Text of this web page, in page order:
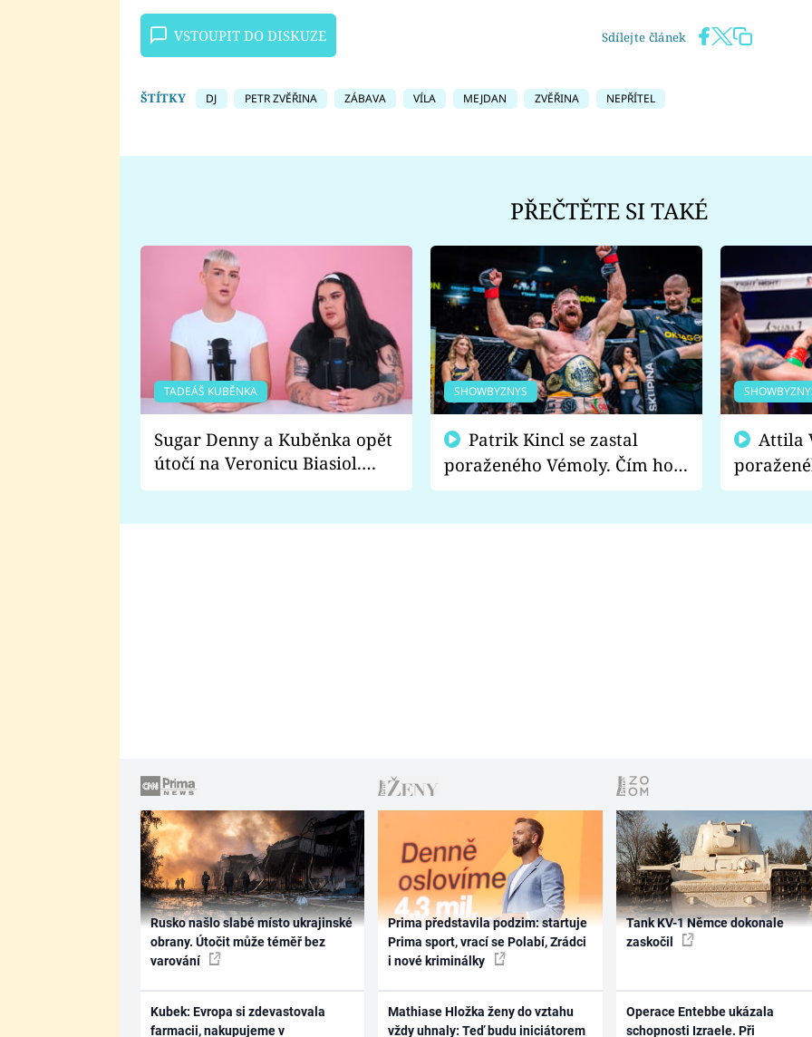
VSTOUPIT DO DISKUZE Sdílejte článek
ŠTÍTKY DJ PETR ZVĚŘINA ZÁBAVA VÍLA MEJDAN ZVĚŘINA NEPŘÍTEL
PŘEČTĚTE SI TAKÉ
TADEÁŠ KUBĚNKA
Sugar Denny a Kuběnka opět
útočí na Veronicu Biasiol.
Proč je podle nich falešná a
SHOWBYZNYS
poraženého Vémoly. Čím ho
fanoušci naštvali?
chce
Rusko našlo slabé místo ukrajinské
obrany. Útočit může téměř bez
varování
Kubek: Evropa si zdevastovala
farmacii, nakupujeme v
Prima představila podzim: startuje
Prima sport, vrací se Polabí, Zrádci
i nové kriminálky
Mathiase Hložka ženy do vztahu
vždy uhnaly: Teď budu iniciátorem
Tank KV-1 Němce dokonale
zaskočil
Operace Entebbe ukázala
schopnosti Izraele. Při